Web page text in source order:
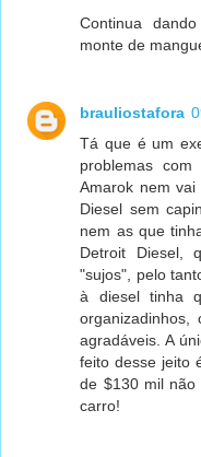
Continua
monte de
brauliostafora
Tá que é um
problemas
Amarok nem
Diesel sem
nem as que
Detroit Diesel,
"sujos", pelo
à diesel tinha
organizadinhos,
agradáveis. A
feito desse jeito
de $130 mil
carro!